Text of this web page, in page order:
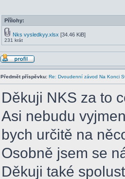
Přílohy:
Nks vysledkyy.xlsx [34.46 KiB]
231 krát
Předmět příspěvku: Re: Dvoudenní závod Na Konci
Děkuji NKS za to
Asi nebudu
bych určitě na
Osobně jsem se
Děkuji také